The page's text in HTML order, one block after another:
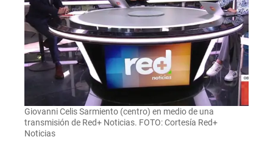
Giovanni Celis Sarmiento (centro) en medio de una
transmisión de Red+ Noticias. FOTO: Cortesía Red+
Noticias